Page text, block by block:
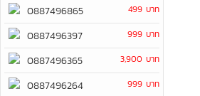
0887496865 499 บาท
0887496397 999 บาท
0887496365 3,900 บาท
0887496264 999 บาท